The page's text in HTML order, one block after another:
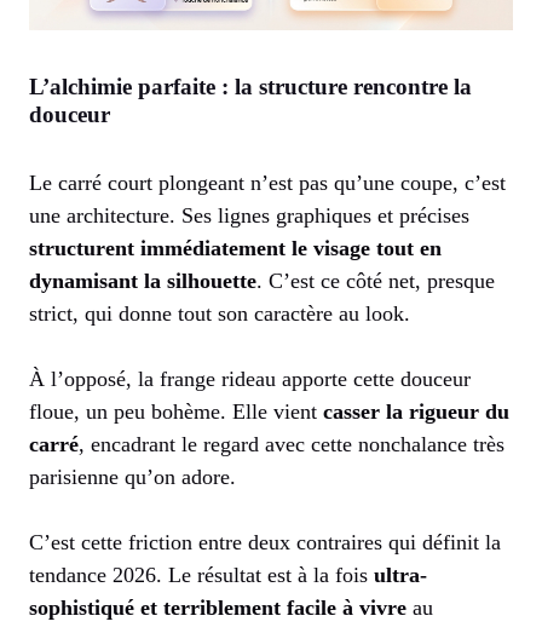
L’alchimie parfaite : la structure rencontre la
douceur
Le carré court plongeant n’est pas qu’une coupe, c’est
une architecture. Ses lignes graphiques et précises
structurent immédiatement le visage tout en
dynamisant la silhouette. C’est ce côté net, presque
strict, qui donne tout son caractère au look.
À l’opposé, la frange rideau apporte cette douceur
floue, un peu bohème. Elle vient casser la rigueur du
carré, encadrant le regard avec cette nonchalance très
parisienne qu’on adore.
C’est cette friction entre deux contraires qui définit la
tendance 2026. Le résultat est à la fois ultra-
sophistiqué et terriblement facile à vivre au